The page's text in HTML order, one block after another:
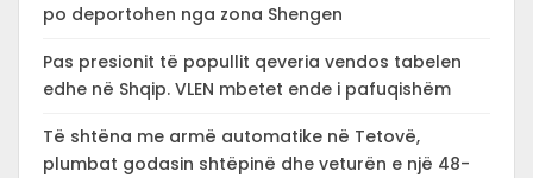
po deportohen nga zona Shengen
Pas presionit të popullit qeveria vendos tabelen
edhe në Shqip. VLEN mbetet ende i pafuqishëm
Të shtëna me armë automatike në Tetovë,
plumbat godasin shtëpinë dhe veturën e një 48-